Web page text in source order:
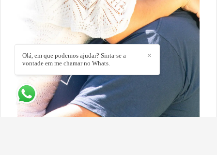
✕
Olá, em que podemos ajudar? Sinta-se a
vontade em me chamar no Whats.